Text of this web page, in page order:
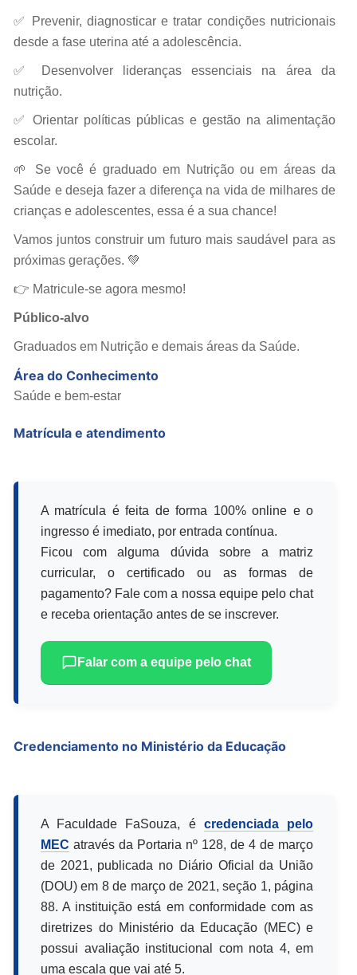
✅ Prevenir, diagnosticar e tratar condições nutricionais
desde a fase uterina até a adolescência.
✅ Desenvolver lideranças essenciais na área da
nutrição.
✅ Orientar políticas públicas e gestão na alimentação
escolar.
🌱 Se você é graduado em Nutrição ou em áreas da
Saúde e deseja fazer a diferença na vida de milhares de
crianças e adolescentes, essa é a sua chance!
Vamos juntos construir um futuro mais saudável para as
próximas gerações. 💚
👉 Matricule-se agora mesmo!
Público-alvo
Graduados em Nutrição e demais áreas da Saúde.
Área do Conhecimento
Saúde e bem-estar
Matrícula e atendimento
A matrícula é feita de forma 100% online e o
ingresso é imediato, por entrada contínua.
Ficou com alguma dúvida sobre a matriz
curricular, o certificado ou as formas de
pagamento? Fale com a nossa equipe pelo chat
e receba orientação antes de se inscrever.
Falar com a equipe pelo chat
Credenciamento no Ministério da Educação
A Faculdade FaSouza, é credenciada pelo
MEC através da Portaria nº 128, de 4 de março
de 2021, publicada no Diário Oficial da União
(DOU) em 8 de março de 2021, seção 1, página
88. A instituição está em conformidade com as
diretrizes do Ministério da Educação (MEC) e
possui avaliação institucional com nota 4, em
uma escala que vai até 5.